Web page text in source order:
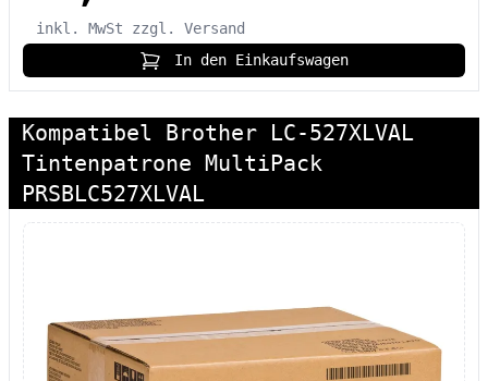
inkl. MwSt
zzgl. Versand
In den Einkaufswagen
Kompatibel Brother LC-527XLVAL
Tintenpatrone MultiPack
PRSBLC527XLVAL